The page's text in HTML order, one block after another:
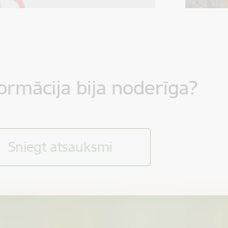
bija noderīga?
Sniegt atsauksmi